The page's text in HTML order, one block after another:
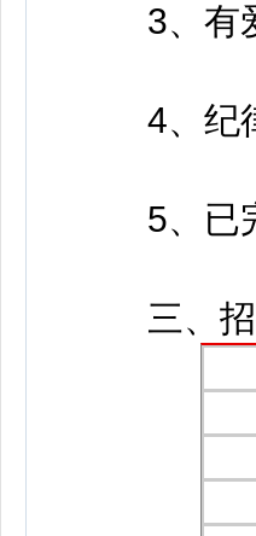
3、有爱
4、纪律
5、已完
三、招